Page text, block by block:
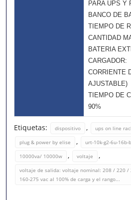
PARA UPS Y
BANCO DE
TIEMPO DE
CANTIDAD
BATERIA
CARGADOR:
CORRIENTE
AJUSTABLE)
TIEMPO DE
90%
Etiquetas: dispositivo , ups on line
plug & power by elise , urt-10k-g2-6u-16b-b
10000va/ 10000w , voltaje ,
voltaje de salida: voltaje nominal: 208 / 220 /
160-275 vac al 100% de carga y el rango...